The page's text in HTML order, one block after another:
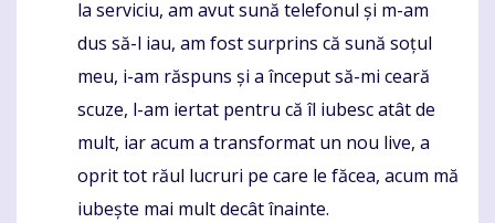
la serviciu, am avut sună telefonul și m-am
dus să-l iau, am fost surprins că sună soțul
meu, i-am răspuns și a început să-mi ceară
scuze, l-am iertat pentru că îl iubesc atât de
mult, iar acum a transformat un nou live, a
oprit tot răul lucruri pe care le făcea, acum mă
iubește mai mult decât înainte.